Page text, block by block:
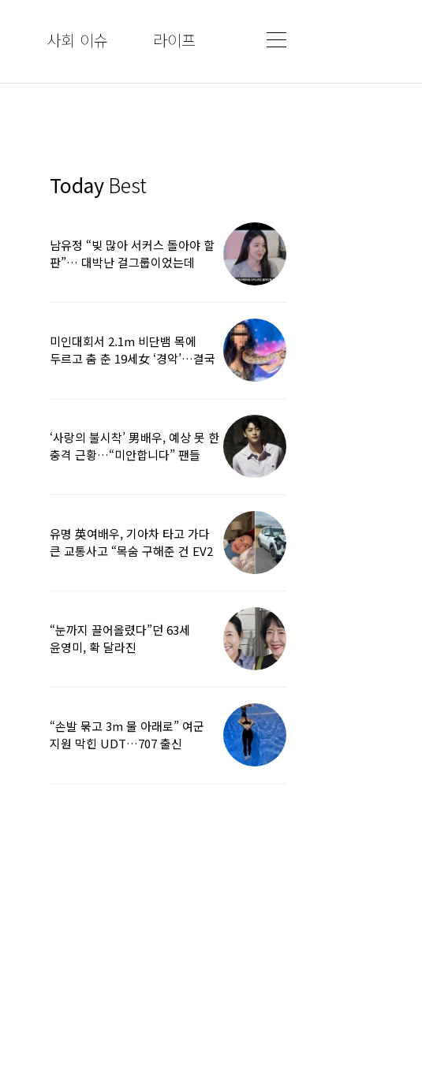
사회 이슈 라이프
Today Best
남유정 “빚 많아 서커스 돌아야 할
판”… 대박난 걸그룹이었는데
미인대회서 2.1m 비단뱀 목에
두르고 춤 춘 19세女 ‘경악’…결국
‘사랑의 불시착’ 男배우, 예상 못 한
충격 근황…“미안합니다” 팬들
유명 英여배우, 기아차 타고 가다
큰 교통사고 “목숨 구해준 건 EV2
“눈까지 끌어올렸다”던 63세
윤영미, 확 달라진
“손발 묶고 3m 물 아래로” 여군
지원 막힌 UDT…707 출신